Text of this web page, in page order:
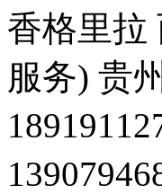
香格里拉
服务) 贵